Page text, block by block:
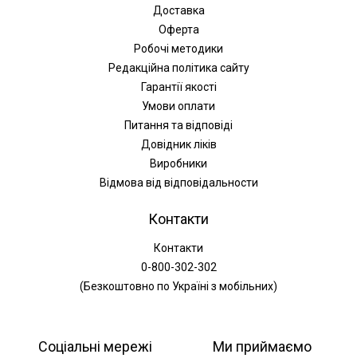
Доставка
Оферта
Робочі методики
Редакційна політика сайту
Гарантії якості
Умови оплати
Питання та відповіді
Довідник ліків
Виробники
Відмова від відповідальности
Контакти
Контакти
0-800-302-302
(Безкоштовно по Україні з мобільних)
Соціальні мережі Ми приймаємо